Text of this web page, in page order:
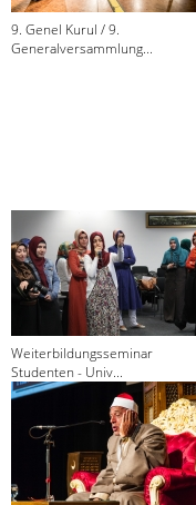
9. Genel Kurul / 9.
Generalversammlung...
Weiterbildungsseminar
Studenten - Univ...